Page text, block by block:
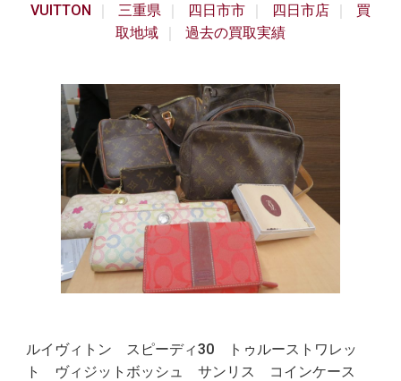
VUITTON
三重県 四日市市 四日市店
買
取地域
過去の買取実績
ルイヴィトン スピーディ30 トゥルーストワレッ
ト ヴィジットボッシュ サンリス コインケース